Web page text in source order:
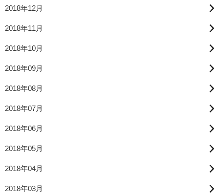
2018年12月
2018年11月
2018年10月
2018年09月
2018年08月
2018年07月
2018年06月
2018年05月
2018年04月
2018年03月